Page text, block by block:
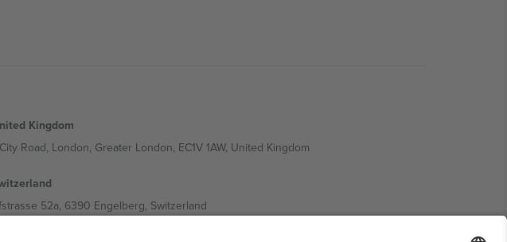
Kingdom
Road, London, Greater London, EC1V 1AW, United Kingdom
52a, 6390 Engelberg, Switzerland